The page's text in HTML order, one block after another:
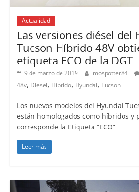
Actualidad
Las versiones diésel del
Tucson Híbrido 48V
etiqueta ECO de la DGT
9 de marzo de 2019 mospotter84
48v, Diesel, Híbrido, Hyundai, Tucson
Los nuevos modelos del Hyundai
están homologados como híbridos y
corresponde la Etiqueta “ECO”
Leer más